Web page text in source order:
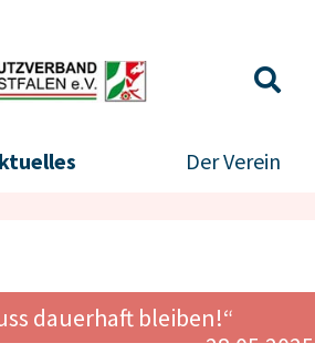
Der Verein
dauerhaft bleiben!“
28.05.2025